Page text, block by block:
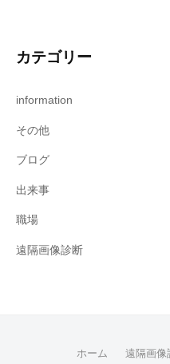
カテゴリー
information
その他
ブログ
出来事
職場
遠隔画像診断
ホーム 遠隔画像